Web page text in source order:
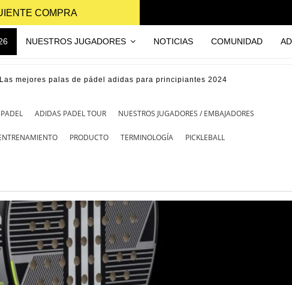
COMPRA
NUESTROS JUGADORES NOTICIAS COMUNIDAD
Las mejores palas de pádel adidas para principiantes 2024
ADIDAS PADEL TOUR NUESTROS JUGADORES / EMBAJADORES
PRODUCTO TERMINOLOGÍA PICKLEBALL